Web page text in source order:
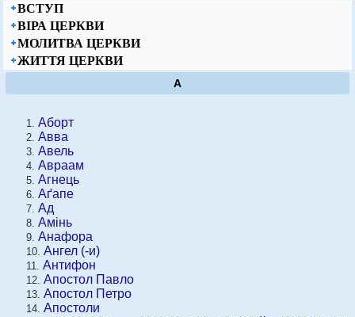
ВСТУП
ВІРА ЦЕРКВИ
МОЛИТВА ЦЕРКВИ
ЖИТТЯ ЦЕРКВИ
А
Аборт
Авва
Авель
Авраам
Агнець
Аґапе
Ад
Амінь
Анафора
Ангел (-и)
Антифон
Апостол Павло
Апостол Петро
Апостоли